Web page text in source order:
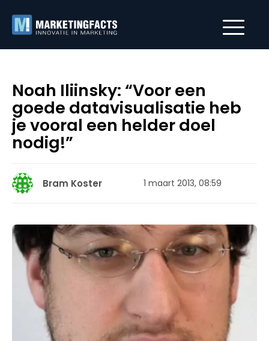
Noah Iliinsky: “Voor een
goede datavisualisatie heb
je vooral een helder doel
nodig!”
Bram Koster 1 maart 2013, 08:59